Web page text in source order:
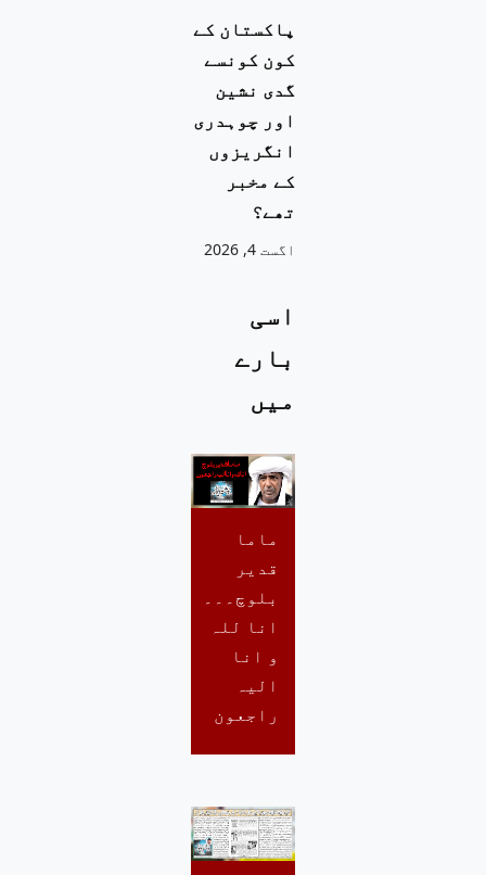
پاکستان کے
کون کونسے
گدی نشین
اور چوہدری
انگریزوں
کے مخبر
تھے؟
اگست 4, 2026
اسی
بارے
میں
ماما
قدیر
بلوچ۔۔۔
انا للہ
و انا
الیہ
راجعون